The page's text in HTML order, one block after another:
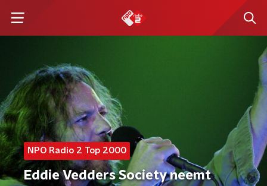
NPO Radio 2 Top 2000
Eddie Vedders Society neemt